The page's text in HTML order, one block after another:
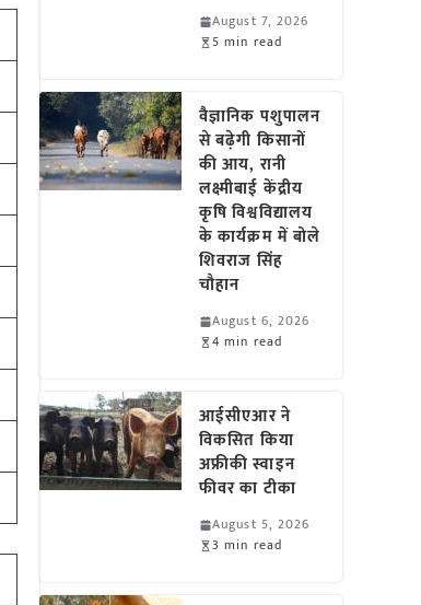
August 7, 2026
5 min read
वैज्ञानिक पशुपालन
से बढ़ेगी किसानों
की आय, रानी
लक्ष्मीबाई केंद्रीय
कृषि विश्वविद्यालय
के कार्यक्रम में बोले
शिवराज सिंह
चौहान
August 6, 2026
4 min read
आईसीएआर ने
विकसित किया
अफ्रीकी स्वाइन
फीवर का टीका
August 5, 2026
3 min read